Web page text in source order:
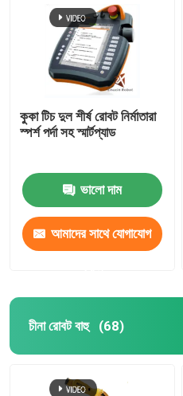
কুকা টিচ দুল শীর্ষ রোবট নির্মাতারা
স্পর্শ পর্দা সহ স্মার্টপ্যাড
ভালো দাম
আমাদের সাথে যোগাযোগ
চীনা রোবট বাহু (68)